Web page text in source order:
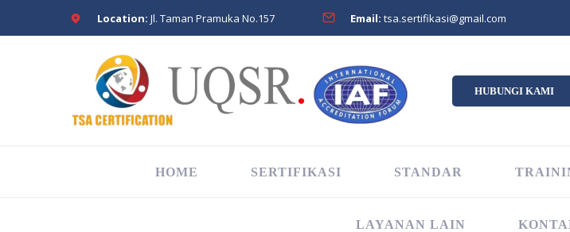
Location: Jl. Taman Pramuka No.157 Email: tsa.sertifikasi@gmail.com
HUBUNGI KAMI
HOME SERTIFIKASI STANDAR
LAYANAN LAIN